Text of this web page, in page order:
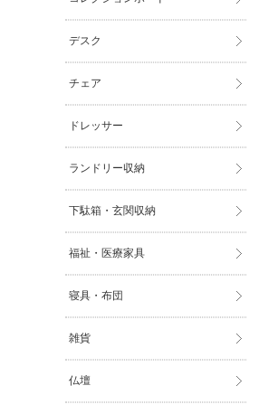
デスク
チェア
ドレッサー
ランドリー収納
下駄箱・玄関収納
福祉・医療家具
寝具・布団
雑貨
仏壇